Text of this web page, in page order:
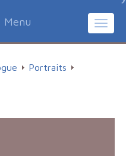
Menu
Portraits